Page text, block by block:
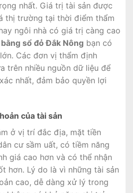
nhất. Giá trị tài sản được
thị trường tại thời điểm thẩm
ngôi nhà có giá trị càng cao
sổ đỏ Đắk Nông bạn có
Các đơn vị thẩm định
trên nhiều nguồn dữ liệu để
nhất, đảm bảo quyền lợi
của tài sản
ở vị trí đắc địa, mặt tiền
cư sầm uất, có tiềm năng
giá cao hơn và có thể nhận
hơn. Lý do là vì những tài sản
cao, dễ dàng xử lý trong